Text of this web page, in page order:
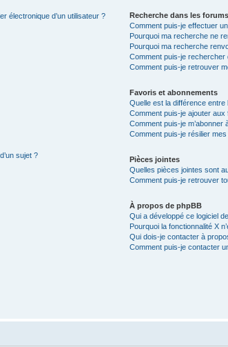
électronique d’un utilisateur ?
sujet ?
Recherche dans les forums
Comment puis-je effectuer
Pourquoi ma recherche ne
Pourquoi ma recherche
Comment puis-je rechercher
Comment puis-je retrouver
Favoris et abonnements
Quelle est la différence
Comment puis-je ajouter aux
Comment puis-je m’abonner
Comment puis-je résilier
Pièces jointes
Quelles pièces jointes sont
Comment puis-je retrouver
À propos de phpBB
Qui a développé ce logiciel
Pourquoi la fonctionnalité X
Qui dois-je contacter à
Comment puis-je contacter